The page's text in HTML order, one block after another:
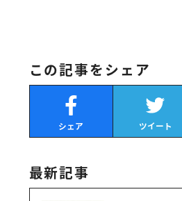
この記事をシェア
シェア ツイート
最新記事